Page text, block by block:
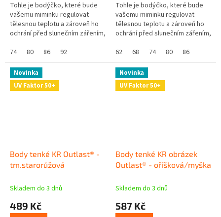
Tohle je bodýčko, které bude
vašemu miminku regulovat
tělesnou teplotu a zároveň ho
ochrání před slunečním zářením,
UPF 50+. Skvělé že? Navíc se...
74 80 86 92
Tohle je bodýčko, které bude
vašemu miminku regulovat
tělesnou teplotu a zároveň ho
ochrání před slunečním zářením,
UPF 50+. Skvělé že? Navíc se...
62 68 74 80 86
Novinka
UV Faktor 50+
Body tenké KR Outlast® -
tm.starorůžová
Skladem do 3 dnů
489 Kč
Novinka
UV Faktor 50+
Body tenké KR obrázek
Outlast® - oříšková/myška
Skladem do 3 dnů
587 Kč